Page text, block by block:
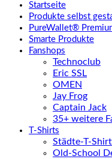
Startseite
Produkte selbst
PureWallet®
Smarte Produkte
Fanshops
Technoclub
Eric SSL
OMEN
Jay Frog
Captain Jack
35+ weitere
T-Shirts
Städte-T-
Old-School